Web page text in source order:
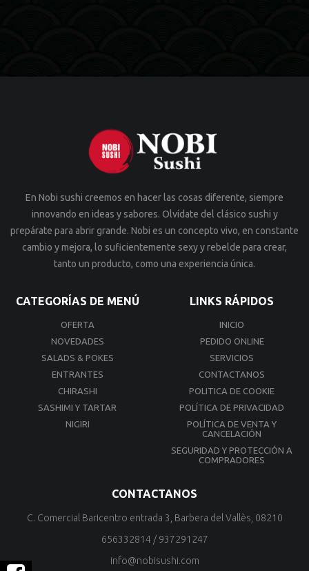
En Nobi sushi creemos en hacer las cosas diferente, siempre
innovando en ideas y sabores. Olvídate del clásico sushi y
prepárate para abrir grande. Nobi es un concepto vivo, en constante
cambio y mejora, lo suficientemente sexy y rebelde para crear,
tanto un producto, como una experiencia única.
CATEGORÍAS DE MENÚ
OFERTA
NOVEDADES
SALADS & POKES
ENTRANTES
CHIRASHI
SASHIMI Y TARTAR
NIGIRI
LINKS RÁPIDOS
INICIO
PEDIDO ONLINE
SERVICIOS
CONTACTANOS
POLITICA DE COOKIE
POLÍTICA DE PRIVACIDAD
POLÍTICA DE VENTA Y
CANCELACIÓN
SEGURIDAD Y PROTECCIÓN A
COMPRADORES
CONTACTANOS
C. Comercial Baricentro entrada 3, Barbera del Vallès, 08210
656332814 / 937291247
info@nobisushi.com